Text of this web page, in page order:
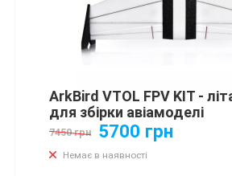
ArkBird VTOL FPV KIT -
для збірки авіамоделі
7450 грн 5700 грн
Немає в наявності